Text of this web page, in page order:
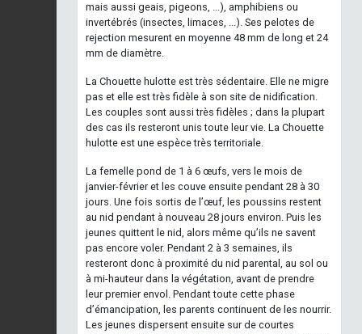
mais aussi geais, pigeons, ...), amphibiens ou
invertébrés (insectes, limaces, ...). Ses pelotes de
rejection mesurent en moyenne 48 mm de long et 24
mm de diamètre.
La Chouette hulotte est très sédentaire. Elle ne migre
pas et elle est très fidèle à son site de nidification.
Les couples sont aussi très fidèles ; dans la plupart
des cas ils resteront unis toute leur vie. La Chouette
hulotte est une espèce très territoriale.
La femelle pond de 1 à 6 œufs, vers le mois de
janvier-février et les couve ensuite pendant 28 à 30
jours. Une fois sortis de l’œuf, les poussins restent
au nid pendant à nouveau 28 jours environ. Puis les
jeunes quittent le nid, alors même qu’ils ne savent
pas encore voler. Pendant 2 à 3 semaines, ils
resteront donc à proximité du nid parental, au sol ou
à mi-hauteur dans la végétation, avant de prendre
leur premier envol. Pendant toute cette phase
d’émancipation, les parents continuent de les nourrir.
Les jeunes dispersent ensuite sur de courtes